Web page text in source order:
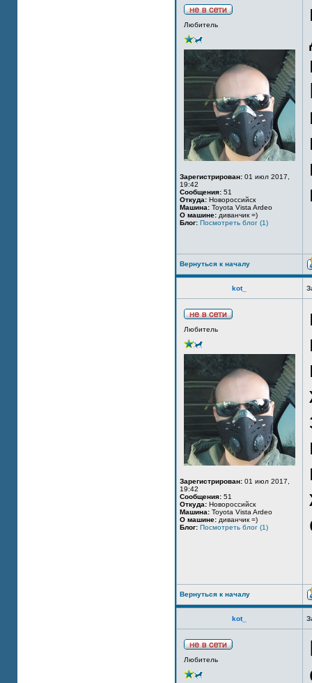
Любитель
Зарегистрирован: 01 июл 2017,
19:42
Сообщения: 51
Откуда: Новороссийск
Машина: Toyota Vista Ardeo
О машине: диванчик =)
Блог: Посмотреть блог (1)
Вернуться к началу
kot_
Любитель
Зарегистрирован: 01 июл 2017,
19:42
Сообщения: 51
Откуда: Новороссийск
Машина: Toyota Vista Ardeo
О машине: диванчик =)
Блог: Посмотреть блог (1)
Вернуться к началу
kot_
Любитель